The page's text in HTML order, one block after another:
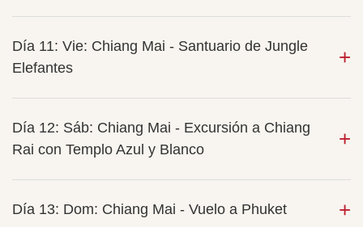
Día 11: Vie: Chiang Mai - Santuario de Jungle
Elefantes
Día 12: Sáb: Chiang Mai - Excursión a Chiang
Rai con Templo Azul y Blanco
Día 13: Dom: Chiang Mai - Vuelo a Phuket